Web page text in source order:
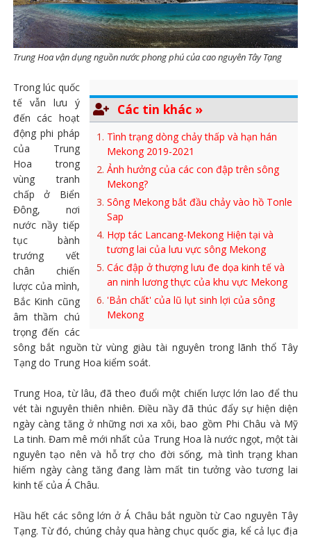
Trung Hoa vận dụng nguồn nước phong phú của cao nguyên Tây Tạng
Các tin khác »
Tình trạng dòng chảy thấp và hạn hán
Mekong 2019-2021
Ảnh hưởng của các con đập trên sông
Mekong?
Sông Mekong bắt đầu chảy vào hồ Tonle
Sap
Hợp tác Lancang-Mekong Hiện tại và
tương lai của lưu vực sông Mekong
Các đập ở thượng lưu đe dọa kinh tế và
an ninh lương thực của khu vực Mekong
'Bản chất' của lũ lụt sinh lợi của sông
Mekong
Trong lúc quốc
tế vẫn lưu ý
đến các hoạt
động phi pháp
của Trung
Hoa trong
vùng tranh
chấp ở Biển
Đông, nơi
nước nầy tiếp
tục bành
trướng vết
chân chiến
lược của mình,
Bắc Kinh cũng
âm thầm chú
trọng đến các
sông bắt nguồn từ vùng giàu tài nguyên trong lãnh thổ Tây
Tạng do Trung Hoa kiểm soát.
Trung Hoa, từ lâu, đã theo đuổi một chiến lược lớn lao để thu
vét tài nguyên thiên nhiên. Điều nầy đã thúc đẩy sự hiện diện
ngày càng tăng ở những nơi xa xôi, bao gồm Phi Châu và Mỹ
La tinh. Đam mê mới nhất của Trung Hoa là nước ngọt, một tài
nguyên tạo nên và hỗ trợ cho đời sống, mà tình trạng khan
hiếm ngày càng tăng đang làm mất tin tưởng vào tương lai
kinh tế của Á Châu.
Hầu hết các sông lớn ở Á Châu bắt nguồn từ Cao nguyên Tây
Tạng. Từ đó, chúng chảy qua hàng chục quốc gia, kể cả lục địa